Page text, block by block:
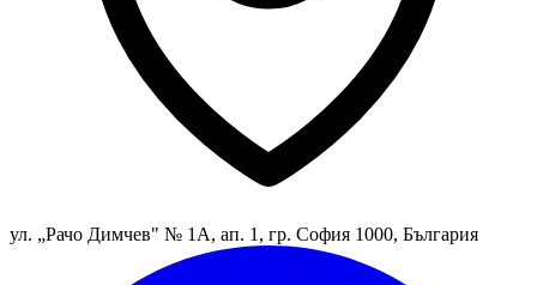
ул. „Рачо Димчев" № 1А, ап. 1, гр. София 1000, България